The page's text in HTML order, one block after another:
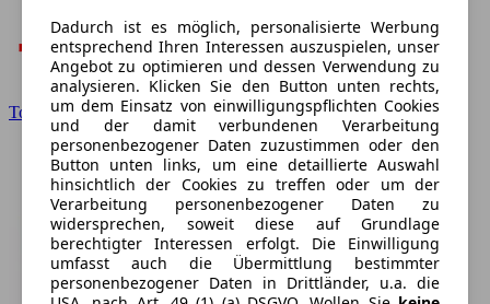
Toyota
Dadurch ist es möglich, personalisierte Werbung
entsprechend Ihren Interessen auszuspielen, unser
Angebot zu optimieren und dessen Verwendung zu
analysieren. Klicken Sie den Button unten rechts,
um dem Einsatz von einwilligungspflichten Cookies
und der damit verbundenen Verarbeitung
personenbezogener Daten zuzustimmen oder den
Button unten links, um eine detaillierte Auswahl
hinsichtlich der Cookies zu treffen oder um der
Verarbeitung personenbezogener Daten zu
widersprechen, soweit diese auf Grundlage
berechtigter Interessen erfolgt. Die Einwilligung
umfasst auch die Übermittlung bestimmter
personenbezogener Daten in Drittländer, u.a. die